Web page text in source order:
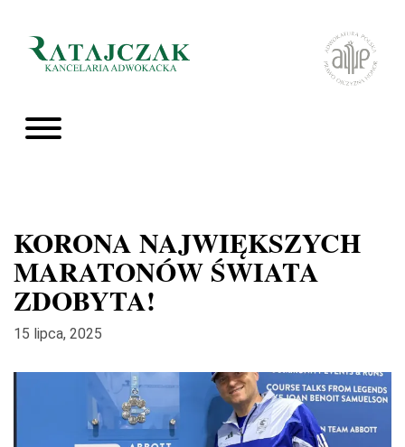
KORONA NAJWIĘKSZYCH
MARATONÓW ŚWIATA
ZDOBYTA!
15 lipca, 2025